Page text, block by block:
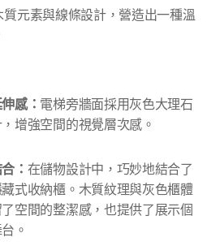
元素與線條設計，營造出一種溫
感： 電梯旁牆面採用灰色大理石
，增強空間的視覺層次感。
： 在儲物設計中，巧妙地結合了
式收納櫃。木質紋理與灰色櫃體
空間的整潔感，也提供了展示個
書籍的舞台。